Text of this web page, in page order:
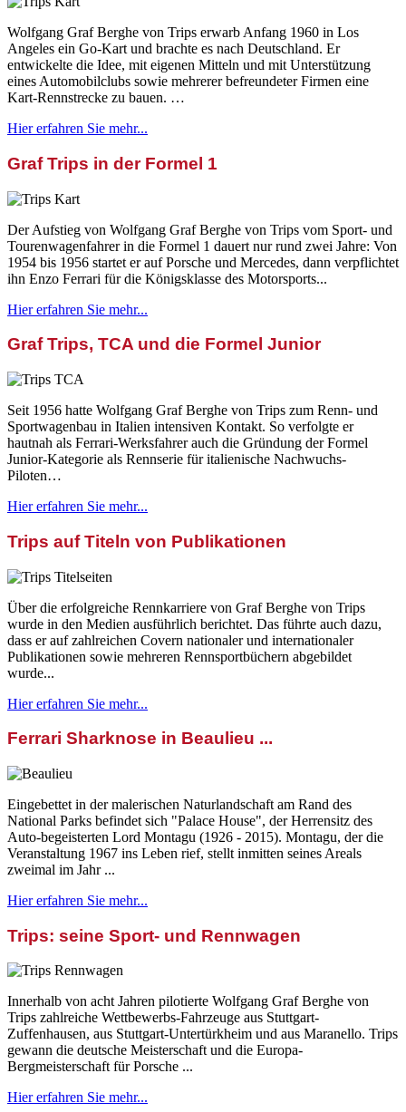
Wolfgang Graf Berghe von Trips erwarb Anfang 1960 in Los
Angeles ein Go-Kart und brachte es nach Deutschland. Er
entwickelte die Idee, mit eigenen Mitteln und mit Unterstützung
eines Automobilclubs sowie mehrerer befreundeter Firmen eine
Kart-Rennstrecke zu bauen. …
Hier erfahren Sie mehr...
Graf Trips in der Formel 1
Der Aufstieg von Wolfgang Graf Berghe von Trips vom Sport- und
Tourenwagenfahrer in die Formel 1 dauert nur rund zwei Jahre: Von
1954 bis 1956 startet er auf Porsche und Mercedes, dann verpflichtet
ihn Enzo Ferrari für die Königsklasse des Motorsports...
Hier erfahren Sie mehr...
Graf Trips, TCA und die Formel Junior
Seit 1956 hatte Wolfgang Graf Berghe von Trips zum Renn- und
Sportwagenbau in Italien intensiven Kontakt. So verfolgte er
hautnah als Ferrari-Werksfahrer auch die Gründung der Formel
Junior-Kategorie als Rennserie für italienische Nachwuchs-
Piloten…
Hier erfahren Sie mehr...
Trips auf Titeln von Publikationen
Über die erfolgreiche Rennkarriere von Graf Berghe von Trips
wurde in den Medien ausführlich berichtet. Das führte auch dazu,
dass er auf zahlreichen Covern nationaler und internationaler
Publikationen sowie mehreren Rennsportbüchern abgebildet
wurde...
Hier erfahren Sie mehr...
Ferrari Sharknose in Beaulieu ...
Eingebettet in der malerischen Naturlandschaft am Rand des
National Parks befindet sich "Palace House", der Herrensitz des
Auto-begeisterten Lord Montagu (1926 - 2015). Montagu, der die
Veranstaltung 1967 ins Leben rief, stellt inmitten seines Areals
zweimal im Jahr ...
Hier erfahren Sie mehr...
Trips: seine Sport- und Rennwagen
Innerhalb von acht Jahren pilotierte Wolfgang Graf Berghe von
Trips zahlreiche Wettbewerbs-Fahrzeuge aus Stuttgart-
Zuffenhausen, aus Stuttgart-Untertürkheim und aus Maranello. Trips
gewann die deutsche Meisterschaft und die Europa-
Bergmeisterschaft für Porsche ...
Hier erfahren Sie mehr...